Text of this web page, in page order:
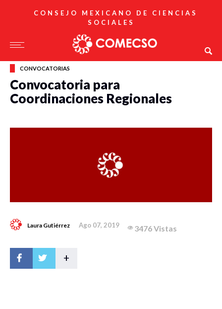
CONSEJO MEXICANO DE CIENCIAS
SOCIALES
CONVOCATORIAS
Convocatoria para
Coordinaciones Regionales
Laura Gutiérrez Ago 07, 2019 3476 Vistas
+